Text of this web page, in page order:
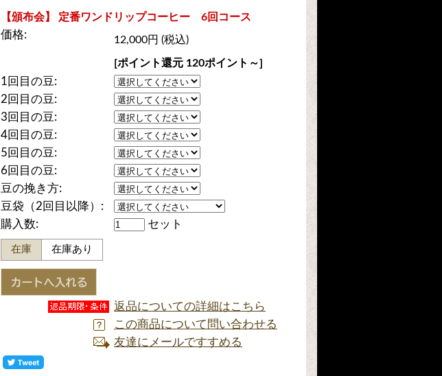
【頒布会】 定番ワンドリップコーヒー 6回コース
価格:
12,000円 (税込)
[ポイント還元 120ポイント～]
1回目の豆:
2回目の豆:
3回目の豆:
4回目の豆:
5回目の豆:
6回目の豆:
豆の挽き方:
豆袋（2回目以降）:
購入数:
セット
在庫 在庫あり
返品についての詳細はこちら
この商品について問い合わせる
友達にメールですすめる